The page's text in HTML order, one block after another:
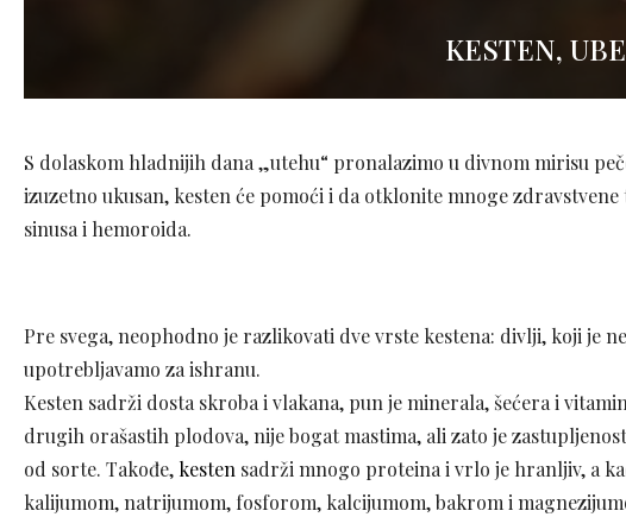
KESTEN,
S dolaskom hladnijih dana „utehu“ pronalazimo u divnom mirisu
izuzetno ukusan, kesten će pomoći i da otklonite mnoge
sinusa i hemoroida.
Pre svega, neophodno je razlikovati dve vrste kestena: divlji, koji je
upotrebljavamo za ishranu.
Kesten sadrži dosta skroba i vlakana, pun je minerala, šećera i
drugih orašastih plodova, nije bogat mastima, ali zato je
od sorte. Takođe, kesten sadrži mnogo proteina i vrlo je hranljiv, a
kalijumom, natrijumom, fosforom, kalcijumom, bakrom i